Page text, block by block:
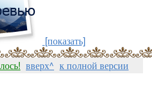
[показать]
вверх^ к полной версии